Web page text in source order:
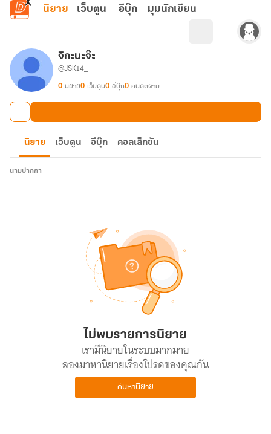
ข้ามไปยังเนื้อหาหลัก
นิยาย เว็บตูน อีบุ๊ก มุมนักเขียน
่จิกะนะจ๊ะ
@JSK14_
0 นิยาย0 เว็บตูน0 อีบุ๊ก0 คนติดตาม
นิยาย เว็บตูน อีบุ๊ก คอลเล็กชัน
นามปากกา
ไม่พบรายการนิยาย
เรามีนิยายในระบบมากมาย
ลองมาหานิยายเรื่องโปรดของคุณกัน
ค้นหานิยาย